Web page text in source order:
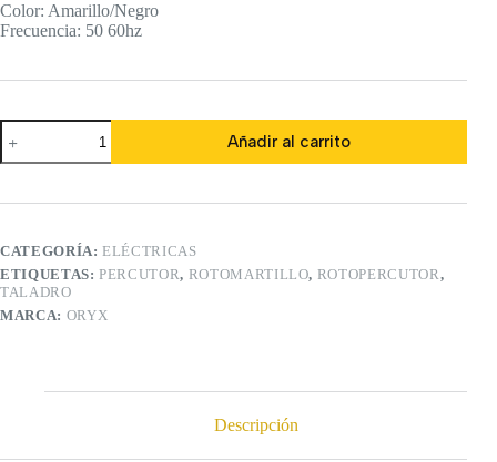
Color: Amarillo/Negro
Frecuencia: 50 60hz
Rotomartillo
Taladro
Percutor
de
Añadir al carrito
CATEGORÍA:ELÉCTRICAS
ETIQUETAS:PERCUTOR, ROTOMARTILLO, ROTOPERCUTOR,
TALADRO
MARCA: ORYX
Descripción